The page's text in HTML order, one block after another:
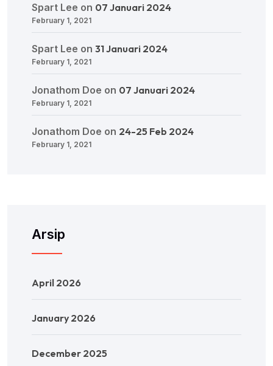
Spart Lee on 07 Januari 2024
February 1, 2021
Spart Lee on 31 Januari 2024
February 1, 2021
Jonathom Doe on 07 Januari 2024
February 1, 2021
Jonathom Doe on 24-25 Feb 2024
February 1, 2021
Arsip
April 2026
January 2026
December 2025